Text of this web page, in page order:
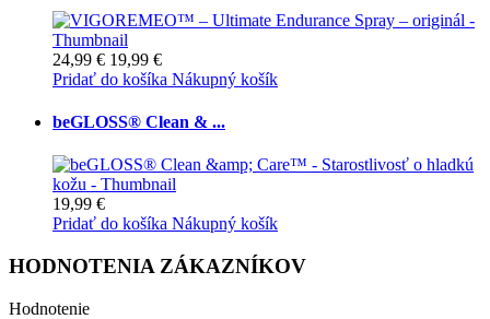
24,99 € 19,99 €
Pridať do košíka Nákupný košík
beGLOSS® Clean & ...
19,99 €
Pridať do košíka Nákupný košík
HODNOTENIA ZÁKAZNÍKOV
Hodnotenie